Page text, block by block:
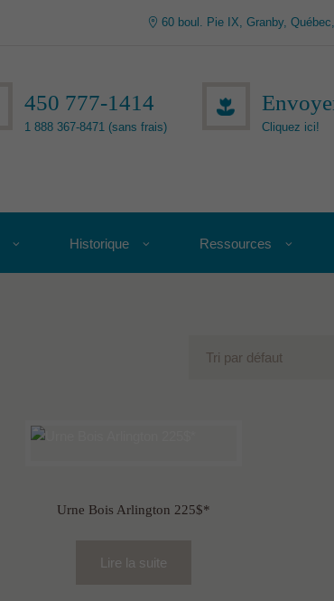
60 boul. Pie IX, Granby,
450 777-1414
1 888 367-8471 (sans frais) Cliquez ici!
Historique Ressources
Urne Bois Arlington 225$*
Lire la suite